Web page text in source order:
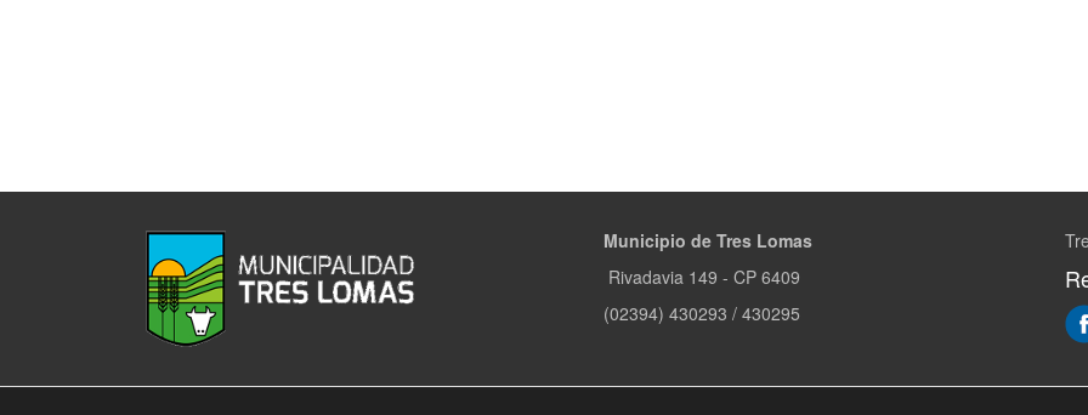
Municipio de Tres Lomas
Rivadavia 149 - CP 6409
(02394) 430293 / 430295